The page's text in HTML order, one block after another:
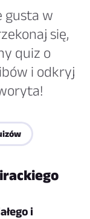
gusta w
się,
quiz o
i odkryj
i